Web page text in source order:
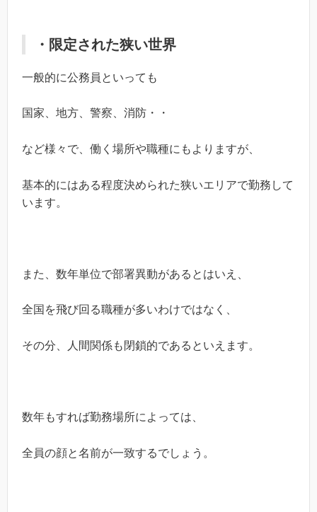
・限定された狭い世界
一般的に公務員といっても
国家、地方、警察、消防・・
など様々で、働く場所や職種にもよりますが、
基本的にはある程度決められた狭いエリアで勤務して
います。
また、数年単位で部署異動があるとはいえ、
全国を飛び回る職種が多いわけではなく、
その分、人間関係も閉鎖的であるといえます。
数年もすれば勤務場所によっては、
全員の顔と名前が一致するでしょう。